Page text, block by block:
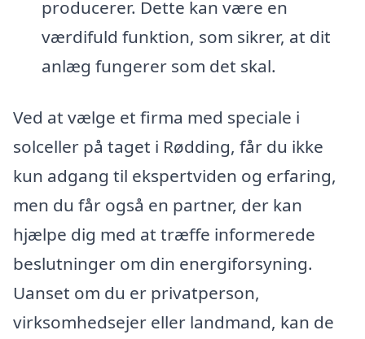
producerer. Dette kan være en
værdifuld funktion, som sikrer, at dit
anlæg fungerer som det skal.
Ved at vælge et firma med speciale i
solceller på taget i Rødding, får du ikke
kun adgang til ekspertviden og erfaring,
men du får også en partner, der kan
hjælpe dig med at træffe informerede
beslutninger om din energiforsyning.
Uanset om du er privatperson,
virksomhedsejer eller landmand, kan de